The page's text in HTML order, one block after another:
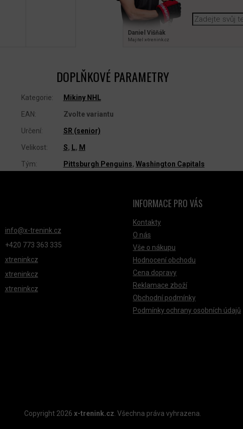
Daniel Višňák
Majitel x‑trenink.cz
DOPLŇKOVÉ PARAMETRY
Kategorie: Mikiny NHL
EAN: Zvolte variantu
Určení: SR (senior)
Velikost: S, L, M
Tým: Pittsburgh Penguins, Washington Capitals
info@x-trenink.cz
+420 ‭773 363 335
xtreninkcz
xtreninkcz
xtreninkcz
INFORMACE PRO VÁS
Kontakty
O nás
Vše o nákupu
Hodnocení obchodu
Cena dopravy
Reklamace zboží
Obchodní podmínky
Podmínky ochrany osobních údajů
Copyright 2026 x-trenink.cz. Všechna práva vyhrazena.